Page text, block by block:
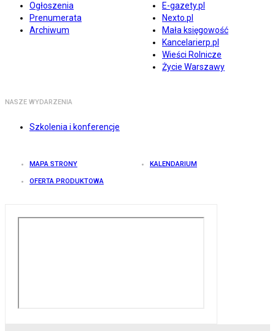
Ogłoszenia
Prenumerata
Archiwum
E-gazety.pl
Nexto.pl
Mała księgowość
Kancelarierp.pl
Wieści Rolnicze
Życie Warszawy
NASZE WYDARZENIA
Szkolenia i konferencje
MAPA STRONY KALENDARIUM
OFERTA PRODUKTOWA